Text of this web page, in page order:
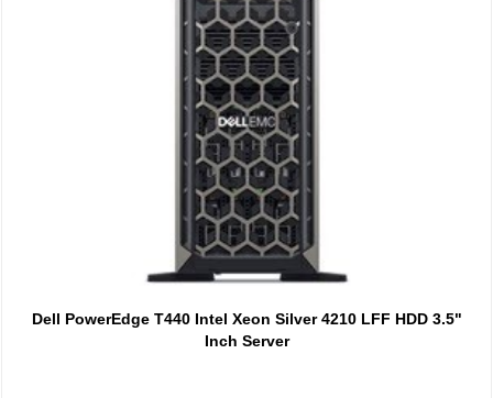
Dell PowerEdge T440 Intel Xeon Silver 4210 LFF HDD 3.5"
Inch Server